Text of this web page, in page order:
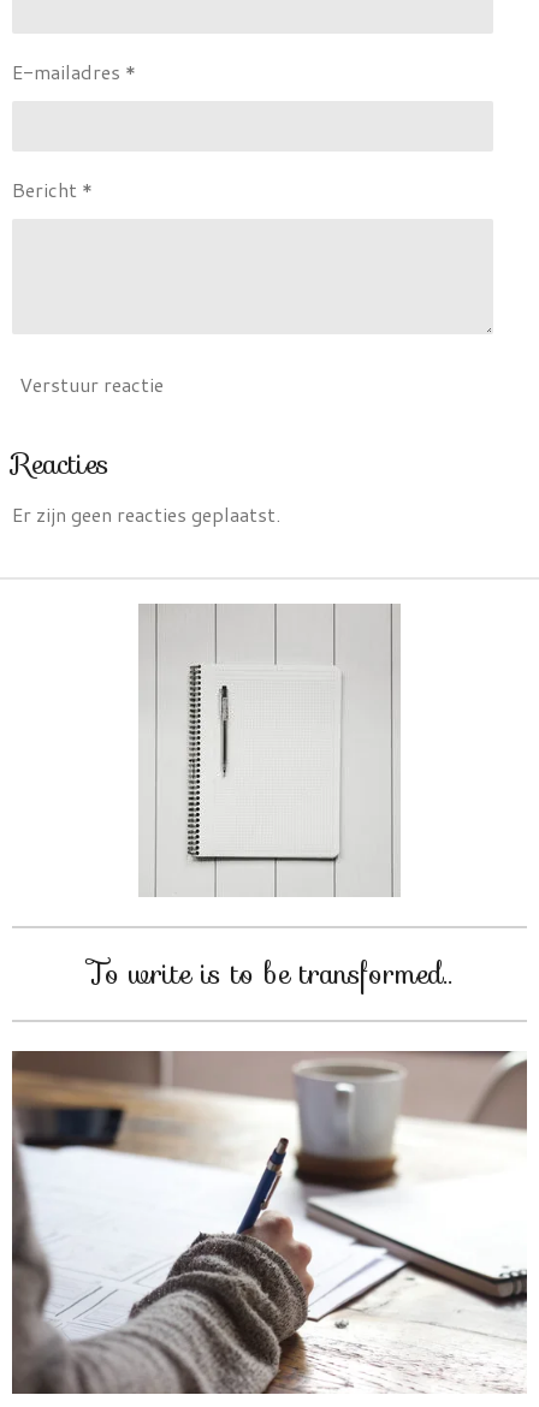
E-mailadres *
Bericht *
Verstuur reactie
Reacties
Er zijn geen reacties geplaatst.
To write is to be transformed..